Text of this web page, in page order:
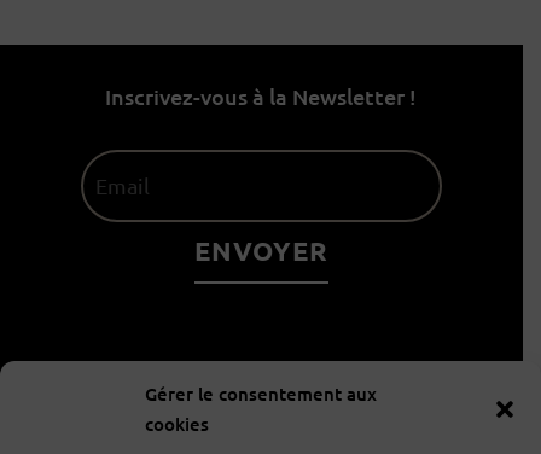
Gérer le consentement aux
cookies
Inscrivez-vous à la Newsletter !
À propos